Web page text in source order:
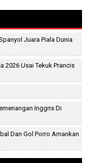
Juara Piala Dunia
2026 Usai Tekuk Prancis
Inggris Di
Dan Gol Porro Amankan